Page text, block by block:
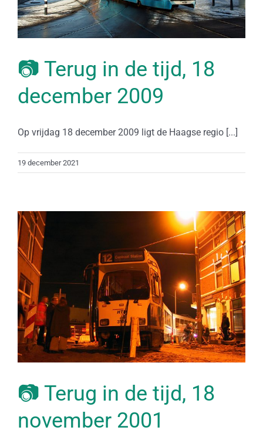
📷 Terug in de tijd, 18
december 2009
Op vrijdag 18 december 2009 ligt de Haagse regio [...]
19 december 2021
📷 Terug in de tijd, 18
november 2001